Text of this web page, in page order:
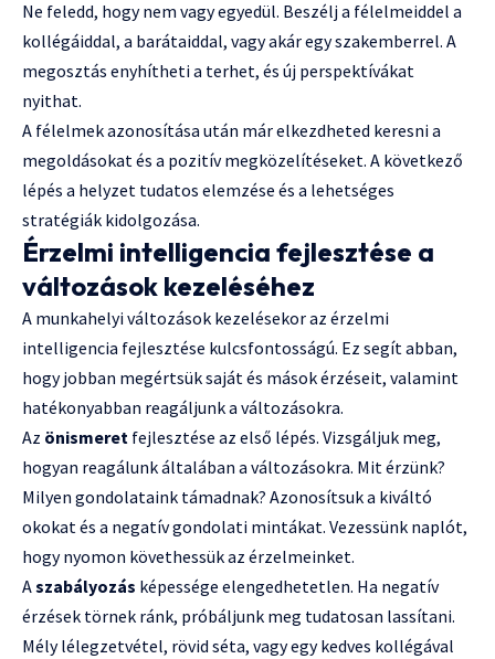
Ne feledd, hogy nem vagy egyedül. Beszélj a félelmeiddel a
kollégáiddal, a barátaiddal, vagy akár egy szakemberrel. A
megosztás enyhítheti a terhet, és új perspektívákat
nyithat.
A félelmek azonosítása után már elkezdheted keresni a
megoldásokat és a pozitív megközelítéseket. A következő
lépés a helyzet tudatos elemzése és a lehetséges
stratégiák kidolgozása.
Érzelmi intelligencia fejlesztése a
változások kezeléséhez
A munkahelyi változások kezelésekor az érzelmi
intelligencia fejlesztése kulcsfontosságú. Ez segít abban,
hogy jobban megértsük saját és mások érzéseit, valamint
hatékonyabban reagáljunk a változásokra.
Az önismeret fejlesztése az első lépés. Vizsgáljuk meg,
hogyan reagálunk általában a változásokra. Mit érzünk?
Milyen gondolataink támadnak? Azonosítsuk a kiváltó
okokat és a negatív gondolati mintákat. Vezessünk naplót,
hogy nyomon követhessük az érzelmeinket.
Aszabályozás képessége elengedhetetlen. Ha negatív
érzések törnek ránk, próbáljunk meg tudatosan lassítani.
Mély lélegzetvétel, rövid séta, vagy egy kedves kollégával